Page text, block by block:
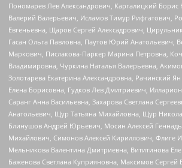
Пономарев Лев Александрович, Каргалицкий
Валерий Валерьевич, Исламов Тимур Рифгатович,
Евгеньевна, Щаров Сергей Алексадрович,
Гасан Ольга Павловна, Паутов Юрий Анатольевич,
Маркович, Пислакова-Паркер Марина Петровна,
Владимировна, Чуркина Наталья Валерьевна,
Золотарева Екатерина Александровна, Рачинский
Елена Борисовна, Гудков Лев Дмитриевич,
Саранг Анна Васильевна, Захарова Светлана
Анатольевич, Щур Татьяна Михайловна, Щур
Блинушов Андрей Юрьевич, Мосин Алексей
Михайлович, Симонов Алексей Кириллович, Флиге
Мельникова Валентина Дмитриевна, Вититинова
Баженова Светлана Куприяновна, Максимов Сергей